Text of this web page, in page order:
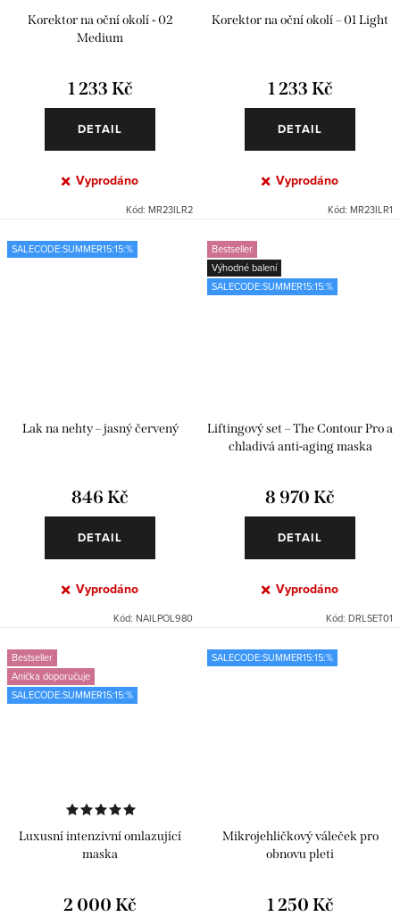
Korektor na oční okolí - 02
Medium
1 233 Kč
DETAIL
Vyprodáno
Kód: MR23ILR2
Korektor na oční okolí – 01 Light
1 233 Kč
DETAIL
Vyprodáno
Kód: MR23ILR1
SALECODE:SUMMER15:15:%
Lak na nehty – jasný červený
846 Kč
DETAIL
Vyprodáno
Kód: NAILPOL980
Bestseller
Výhodné balení
SALECODE:SUMMER15:15:%
Liftingový set – The Contour Pro a
chladivá anti-aging maska
8 970 Kč
DETAIL
Vyprodáno
Kód: DRLSET01
Bestseller
Anička doporučuje
SALECODE:SUMMER15:15:%
Luxusní intenzivní omlazující
maska
2 000 Kč
SALECODE:SUMMER15:15:%
Mikrojehličkový váleček pro
obnovu pleti
1 250 Kč